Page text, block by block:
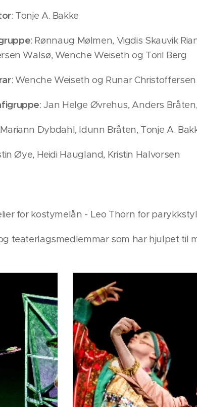
: Tonje A. Bakke
: Rønnaug Mølmen, Vigdis Skauvik
Walsø, Wenche Weiseth og Toril Berg
: Wenche Weiseth og Runar
: Jan Helge Øvrehus, Anders
Dybdahl, Idunn Bråten, Tonje A.
Øye, Heidi Haugland, Kristin Halvorsen
for kostymelån - Leo Thörn for
teaterlagsmedlemmar som har hjulpet til